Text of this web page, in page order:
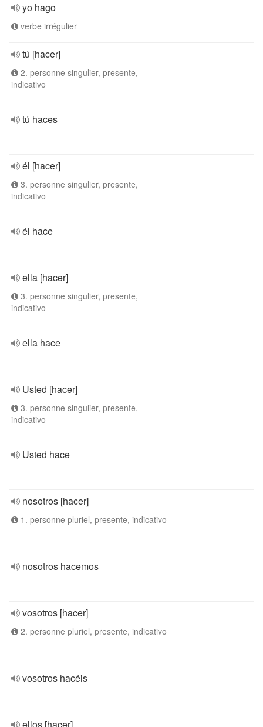
yo hago
verbe irrégulier
tú [hacer]
2. personne singulier, presente,
indicativo
tú haces
él [hacer]
3. personne singulier, presente,
indicativo
él hace
ella [hacer]
3. personne singulier, presente,
indicativo
ella hace
Usted [hacer]
3. personne singulier, presente,
indicativo
Usted hace
nosotros [hacer]
1. personne pluriel, presente, indicativo
nosotros hacemos
vosotros [hacer]
2. personne pluriel, presente, indicativo
vosotros hacéis